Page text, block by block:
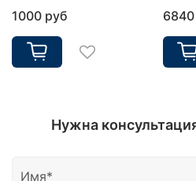
1000 руб
Нужна